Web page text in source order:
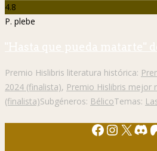
4.8
P. plebe
"Hasta que pueda matarte"
Premio Hislibris literatura histórica:
2024 (finalista), Premio Hislibris mejor
(finalista)Subgéneros: BélicoTemas:
Facebook
X